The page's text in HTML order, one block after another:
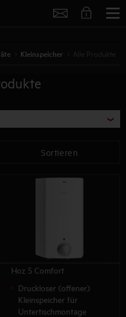
Kleinspeicher Alle Produkte
Sortieren
Hoz 5 Comfort
Druckloser (offener)
Kleinspeicher für
Untertischmontage